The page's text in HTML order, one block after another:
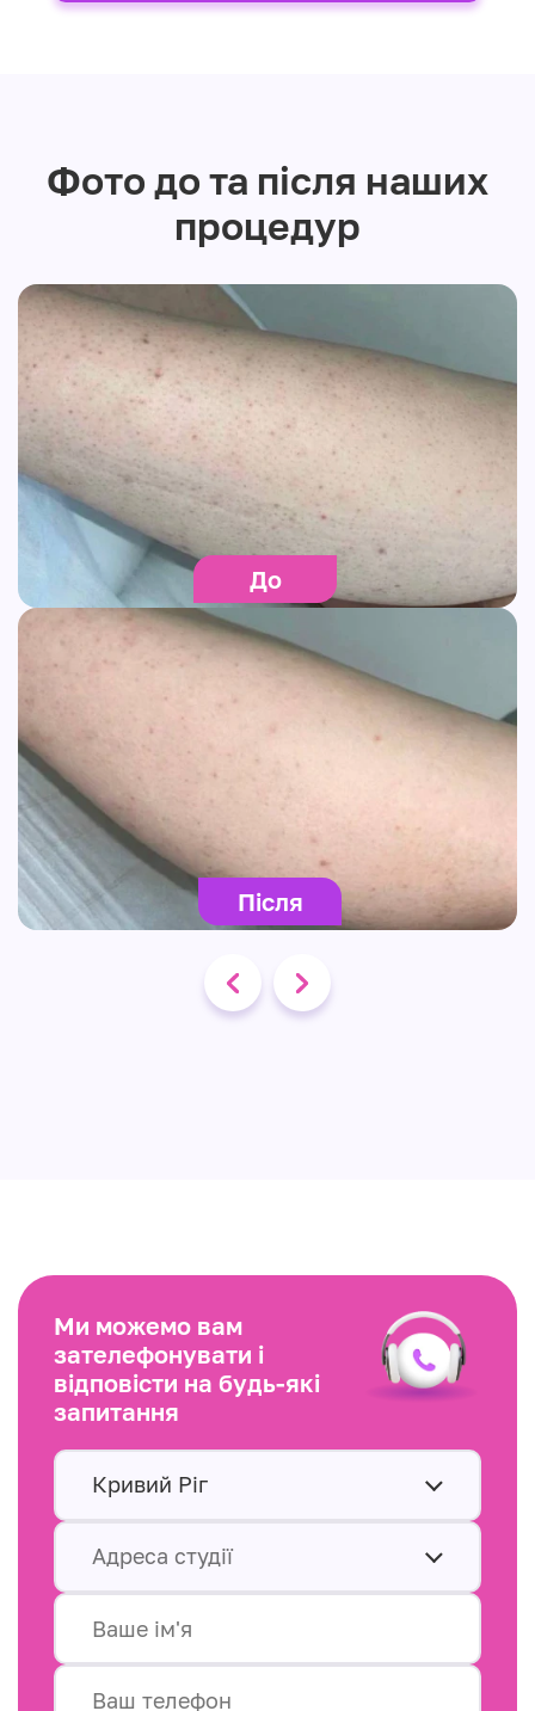
Фото до та після наших
процедур
До
Після
Ми можемо вам
зателефонувати і
відповісти на будь-які
запитання
Кривий Ріг
Адреса студії